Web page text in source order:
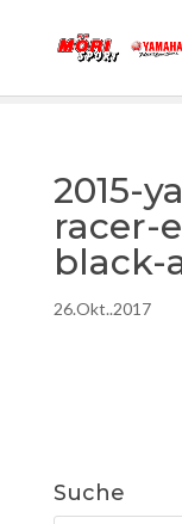
2015-
racer-
black-
26.Okt..2017
Suche